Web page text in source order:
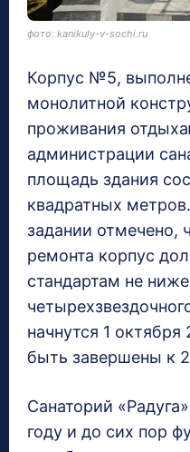
фото: kanikuly-v-sochi.ru
Корпус №5,
монолитной
проживания
администрации
площадь здания
квадратных
задании отмечено,
ремонта корпус
стандартам не
начнутся 1
быть завершены к
Санаторий
году и до сих пор